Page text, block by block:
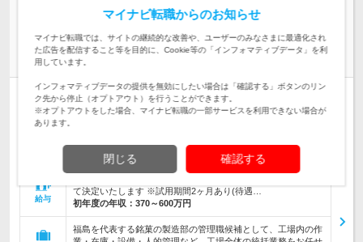
ーカー
経験者募集！【生産管理】◆管理職候補／転勤なし
正社員 転勤なし
情報更新日：2026/03/27 終了予定日：2026/09/24
勤可（駐車場有） ◎転勤なし 【雇…
給与
て決定いたします ※試用期間2ヶ月あり(待遇…
初年度の年収： 370～600万円
福島を代表する銘菓の製造部の管理職候補として、工場内の作
マイナビ転職からのお知らせ
マイナビ転職では、サイトの継続的な改善や、ユーザーのみなさまに最適化され
た広告を配信すること等を目的に、Cookie等の「インフォマティブデータ」を利
用しています。
インフォマティブデータの提供を無効にしたい場合は「確認する」ボタンのリン
ク先から停止（オプトアウト）を行うことができます。
※オプトアウトをした場合、マイナビ転職の一部サービスを利用できない場合が
あります。
閉じる 確認する